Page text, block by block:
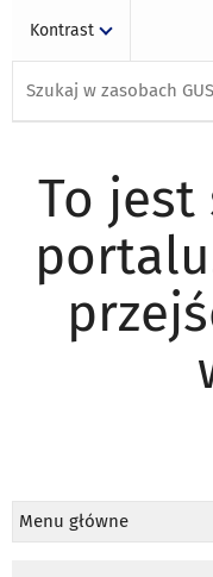
Kontrast
To jest
Menu główne